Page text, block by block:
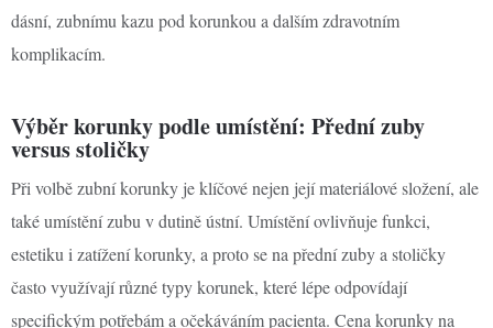
dásní, zubnímu kazu pod korunkou a dalším zdravotním
komplikacím.
Výběr korunky podle umístění: Přední zuby
versus stoličky
Při volbě zubní korunky je klíčové nejen její materiálové složení, ale
také umístění zubu v dutině ústní. Umístění ovlivňuje funkci,
estetiku i zatížení korunky, a proto se na přední zuby a stoličky
často využívají různé typy korunek, které lépe odpovídají
specifickým potřebám a očekáváním pacienta. Cena korunky na